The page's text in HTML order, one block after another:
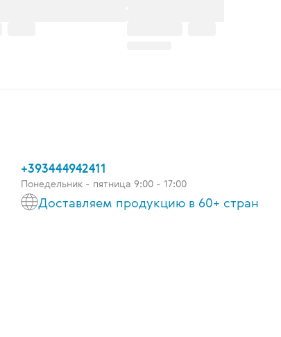
+393444942411
Понедельник - пятница 9:00 - 17:00
Доставляем продукцию в 60+ стран